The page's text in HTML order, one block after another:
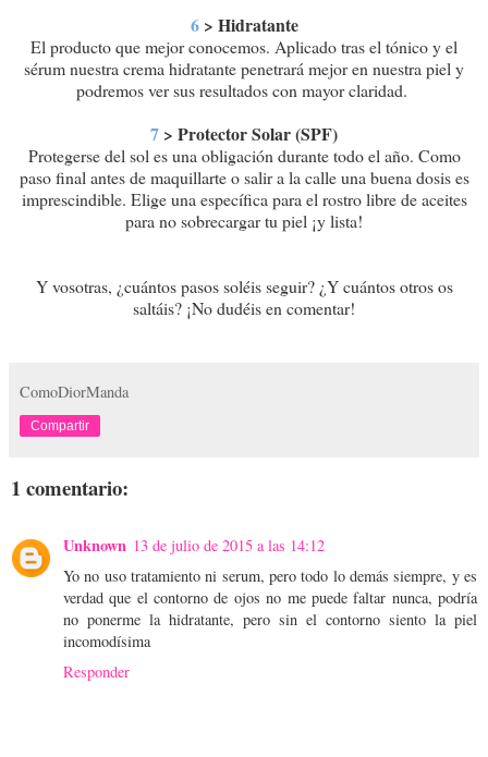
6> Hidratante
El producto que mejor conocemos. Aplicado tras el tónico y el
sérum nuestra crema hidratante penetrará mejor en nuestra piel y
podremos ver sus resultados con mayor claridad.
7 > Protector Solar (SPF)
Protegerse del sol es una obligación durante todo el año. Como
paso final antes de maquillarte o salir a la calle una buena dosis es
imprescindible. Elige una específica para el rostro libre de aceites
para no sobrecargar tu piel ¡y lista!
Y vosotras, ¿cuántos pasos soléis seguir? ¿Y cuántos otros os
saltáis? ¡No dudéis en comentar!
ComoDiorManda
Compartir
1 comentario:
Unknown 13 de julio de 2015 a las 14:12
Yo no uso tratamiento ni serum, pero todo lo demás siempre, y es
verdad que el contorno de ojos no me puede faltar nunca, podría
no ponerme la hidratante, pero sin el contorno siento la piel
incomodísima
Responder